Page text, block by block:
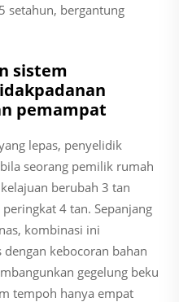
setahun, bergantung
sistem
pemampat
lepas, penyelidik
seorang pemilik rumah
berubah 3 tan
4 tan. Sepanjang
kombinasi ini
kebocoran bahan
gegelung beku
tempoh hanya empat